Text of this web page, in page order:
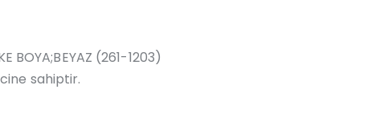
BOYA;BEYAZ (261-1203)
sahiptir.